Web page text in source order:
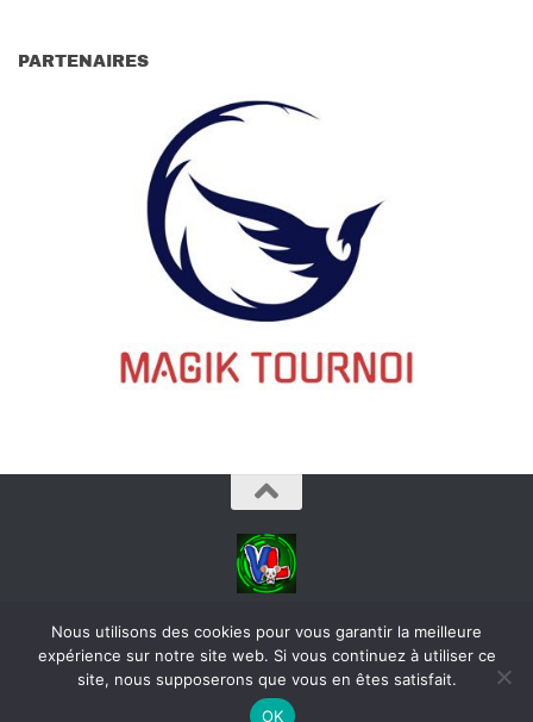
PARTENAIRES
videoludos © 2026. Tous droits réservés.
Nous utilisons des cookies pour vous garantir la meilleure
expérience sur notre site web. Si vous continuez à utiliser ce
site, nous supposerons que vous en êtes satisfait.
OK